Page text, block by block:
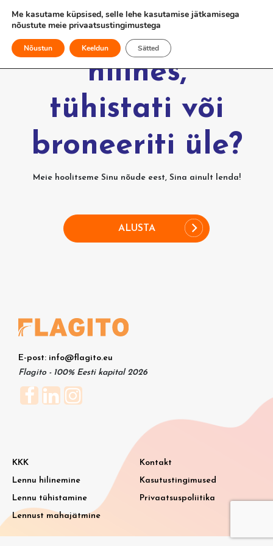
Kas Sinu lend
hilines,
tühistati või
broneeriti üle?
Meie hoolitseme Sinu nõude eest, Sina ainult lenda!
ALUSTA
E-post: info@flagito.eu
Flagito - 100% Eesti kapital 2026
KKK
Lennu hilinemine
Lennu tühistamine
Lennust mahajätmine
Kontakt
Kasutustingimused
Privaatsuspoliitika
Me kasutame küpsised, selle lehe kasutamise jätkamisega
nõustute meie privaatsustingimustega
Nõustun Keeldun Sätted